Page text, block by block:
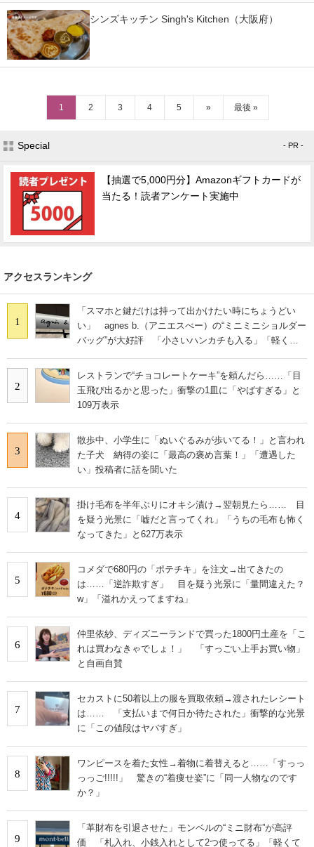
シンズキッチン Singh's Kitchen（大阪府）
1 2 3 4 5 » 最後 »
Special - PR -
【抽選で5,000円分】Amazonギフトカードが
当たる！読者アンケート実施中
アクセスランキング
1
「スマホと鍵だけは持って出かけたい時にちょうどい
い」 agnes b.（アニエスべー）の“ミニミニショルダー
バッグ”が大好評 「小さいハンカチも入る」「軽くて
2
レストランで“チョコレートケーキ”を頼んだら……「目
玉飛び出るかと思った」衝撃の1皿に「やばすぎる」と
109万表示
3
散歩中、小学生に「ぬいぐるみが歩いてる！」と言われ
た子犬 納得の姿に「最高の褒め言葉！」「遭遇した
い」投稿者に話を聞いた
4
掛け毛布を半年ぶりにオキシ漬け→翌朝見たら…… 目
を疑う光景に「嘘だと言ってくれ」「うちの毛布も怖く
なってきた」と627万表示
5
コメダで680円の「ポテチキ」を注文→出てきたの
は……「逆詐欺すぎ」 目を疑う光景に「量間違えた？
w」「溢れかえってますね」
6
仲里依紗、ディズニーランドで買った1800円土産を「こ
れは買わなきゃでしょ！」 「すっごい上手お買い物」
と自画自賛
7
セカストに50着以上の服を買取依頼→渡されたレシート
は…… 「支払いまで何日か待たされた」衝撃的な光景
に「この値段はヤバすぎ」
8
ワンピースを着た女性→着物に着替えると……「すっっ
っっご!!!!!」 驚きの“着痩せ姿”に「同一人物なのです
か？」
9
「革財布を引退させた」モンベルの“ミニ財布”が高評
価 「札入れ、小銭入れとして2つ使ってる」「軽くて